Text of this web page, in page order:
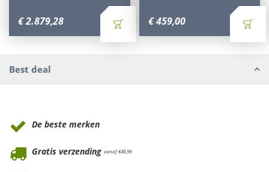
€2.879,28 € 459,00
Best deal
De beste merken
Gratis verzending vanaf €49,99